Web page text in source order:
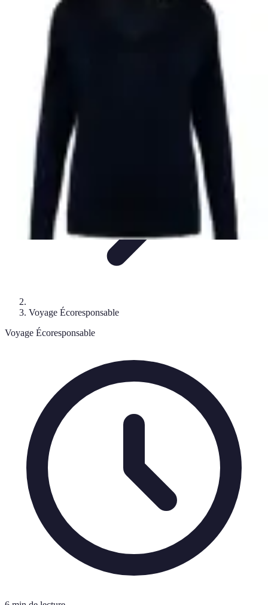
Globe Explore
Voyage Durable
Voyage Écoresponsable
Conseils Pratiques
Globe Explore
Voyage Écoresponsable
Voyage Écoresponsable